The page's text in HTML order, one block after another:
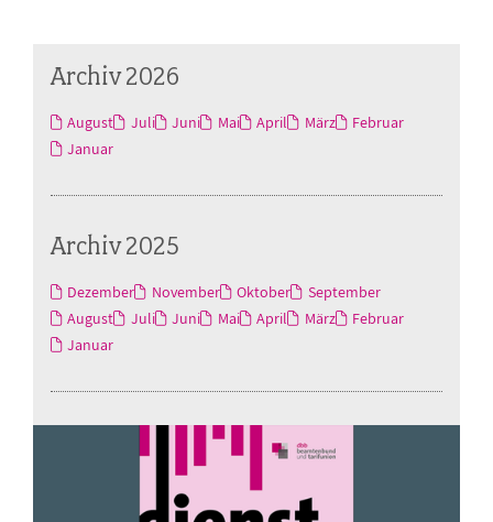
Archiv 2026
August Juli Juni Mai April März
Februar
Januar
Archiv 2025
Dezember November Oktober
September
August
Juli Juni Mai April März
Februar
Januar